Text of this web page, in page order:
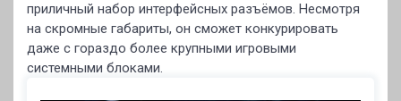
приличный набор интерфейсных разъёмов. Несмотря
на скромные габариты, он сможет конкурировать
даже с гораздо более крупными игровыми
системными блоками.